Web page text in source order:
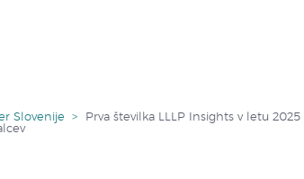
Slovenije >
Prva številka LLLP Insights v letu